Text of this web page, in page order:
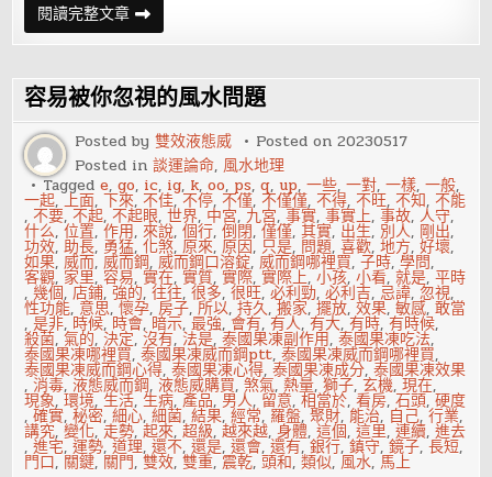
閱讀完整文章通
過
星
中
的
命
主
星
了
解
真
實
的
自
己
容易被你忽視的風水問題
Posted by雙效液態威 Posted on20230517
Posted in談運論命, 風水地理
Taggede,go, ic, ig, k,oo, ps,q,up,一些,一對,一樣,一般,
一起,上面,下來,不佳,不停,不僅,不僅僅,不得,不旺,不知,不能
,不要,不起,不起眼,世界, 中宮, 九宮,事實,事實上,事故,人守,
什么,位置,作用,來說,個行,倒閉,僅僅,其實, 出生, 別人, 剛出,
功效,助長, 勇猛,化煞,原來,原因, 只是, 問題,喜歡,地方,好壞,
如果,威而,威而鋼,威而鋼口溶錠,威而鋼哪裡買,子時,學問,
客觀, 家里,容易,實在,實質,實際,實際上,小孩,小看,就是,平時
,幾個,店鋪,強的,往往,很多,很旺,必利勁,必利吉, 忌諱,忽視,
性功能, 意思,懷孕,房子,所以,持久,搬家,擺放,效果,敏感,敢當
,是非, 時候, 時會, 暗示,最強, 會有,有人,有大,有時,有時候,
殺菌,氣的,決定,沒有, 法是,泰國果凍副作用,泰國果凍吃法,
泰國果凍哪裡買,泰國果凍威而鋼ptt,泰國果凍威而鋼哪裡買,
泰國果凍威而鋼心得,泰國果凍心得,泰國果凍成分,泰國果凍效果
,消毒,液態威而鋼,液態威購買,煞氣,熱量,獅子,玄機,現在,
現象,環境,生活,生病,產品, 男人, 留意,相當於,看房,石頭,硬度
,確實,秘密,細心,細菌,結果,經常, 羅盤,聚財, 能治, 自己,行業,
講究,變化,走勢,起來,超級,越來越,身體,這個,這里,連續,進去
,進宅,運勢,道理,還不,還是,還會,還有,銀行,鎮守,鏡子,長短,
門口, 關鍵, 關門,雙效,雙重, 震乾,頭和,類似, 風水, 馬上